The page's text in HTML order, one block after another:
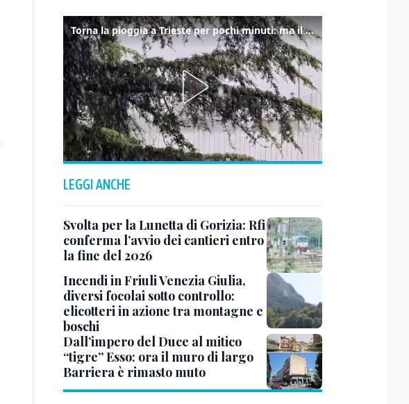
Torna la pioggia a Trieste per pochi minuti: ma il caldo non molla
LEGGI ANCHE
Svolta per la Lunetta di Gorizia: Rfi
conferma l’avvio dei cantieri entro
la fine del 2026
Incendi in Friuli Venezia Giulia,
diversi focolai sotto controllo:
elicotteri in azione tra montagne e
boschi
Dall’impero del Duce al mitico
“tigre” Esso: ora il muro di largo
Barriera è rimasto muto